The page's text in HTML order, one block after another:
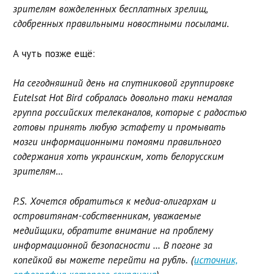
зрителям вожделенных бесплатных зрелищ,
сдобренных правильными новостными посылами.
А чуть позже ещё:
На сегодняшний день на спутниковой группировке
Eutelsat Hot Bird собралась довольно таки немалая
группа российских телеканалов, которые с радостью
готовы принять любую эстафету и промывать
мозги информационными помоями правильного
содержания хоть украинским, хоть белорусским
зрителям…
P.S. Хочется обратиться к медиа-олигархам и
островитянам-собственникам, уважаемые
медийщики, обратите внимание на проблему
информационной безопасности … В погоне за
копейкой вы можете перейти на рубль. (источник,